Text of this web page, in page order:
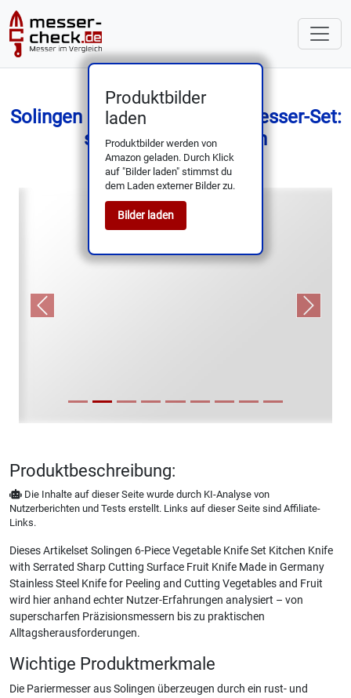
Produktbilder
laden
Produktbilder werden von
Amazon geladen. Durch Klick
auf "Bilder laden" stimmst du
dem Laden externer Bilder zu.
Bilder laden
Solingen 6-teiliges Gemüse-Messer-Set:
scharf & ergonomisch
Previous Next
Produktbeschreibung:
Die Inhalte auf dieser Seite wurde durch KI-Analyse von
Nutzerberichten und Tests erstellt. Links auf dieser Seite sind Affiliate-
Links.
Dieses Artikelset Solingen 6-Piece Vegetable Knife Set Kitchen Knife
with Serrated Sharp Cutting Surface Fruit Knife Made in Germany
Stainless Steel Knife for Peeling and Cutting Vegetables and Fruit
wird hier anhand echter Nutzer-Erfahrungen analysiert – von
superscharfen Präzisionsmessern bis zu praktischen
Alltagsherausforderungen.
Wichtige Produktmerkmale
Die Pariermesser aus Solingen überzeugen durch ein rust- und